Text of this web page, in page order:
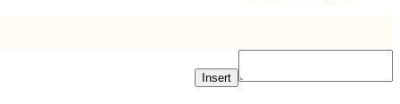
Insert